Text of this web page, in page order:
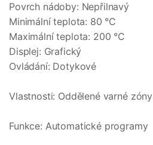
Povrch nádoby: Nepřilnavý
Minimální teplota: 80 °C
Maximální teplota: 200 °C
Displej: Grafický
Ovládání: Dotykové
Vlastnosti: Oddělené varné zóny
Funkce: Automatické programy